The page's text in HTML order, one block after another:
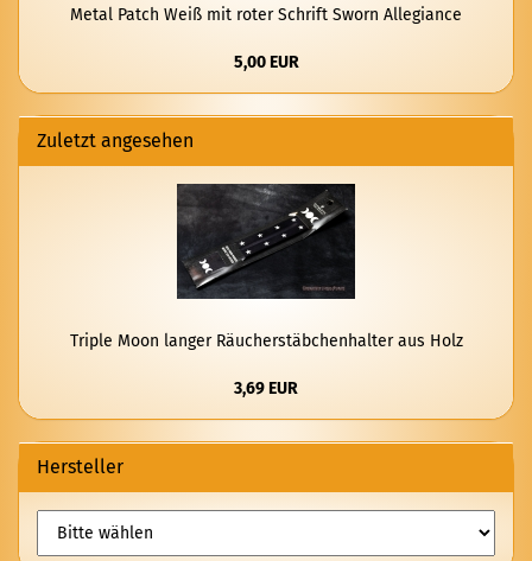
Metal Patch Weiß mit roter Schrift Sworn Al­le­gi­an­ce
5,00 EUR
Zuletzt angesehen
Trip­le Moon lan­ger Räu­cher­stäb­chen­hal­ter aus Holz
3,69 EUR
Hersteller